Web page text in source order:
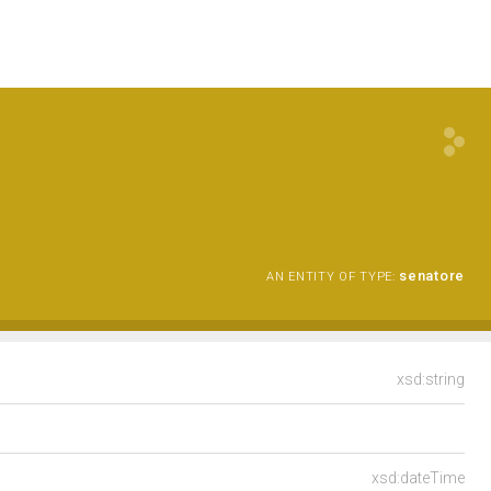
AN ENTITY OF TYPE: senatore
xsd:string
xsd:dateTime